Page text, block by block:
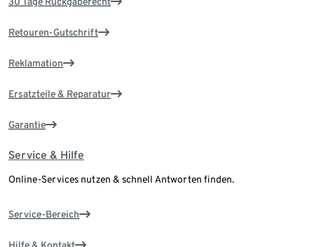
Retouren-Gutschrift
Reklamation
Ersatzteile & Reparatur
Garantie
Service & Hilfe
Online-Services nutzen & schnell Antworten finden.
Service-Bereich